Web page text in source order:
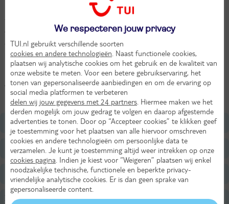
Hotel Alexain ligt hoog in de bergen, net buiten het Franse dorp
Trois Epis. Het biedt een prachtig panoramisch uitzicht over
verschillende bergen en steden, bijvoorbeeld Colmar. Deze
gezellige stad is je bezoek ook helemaal waard. Ook maak je
prachtige wandelingen in de omgeving van Hotel Alexain, waar je
nog meer adembenemende uitzichten ontdekt en helemaal 1 wordt
met de natuur. Nadat je genoten hebt geniet je van de gratis
wellness ruimte, met verschillende sauna's en een zwembad. Bij
Hotel Alexain kom je helemaal tot rust.
Ligging
Faciliteiten
Restaurants/Bars
Zwembaden
We respecteren jouw privacy
TUI.nl gebruikt verschillende soorten
cookies en andere technologieën . Naast functionele cookies,
plaatsen wij analytische cookies om het gebruik en de kwaliteit van
onze website te meten. Voor een betere gebruikservaring, het
tonen van gepersonaliseerde aanbiedingen en om de ervaring op
social media platformen te verbeteren
delen wij jouw gegevens met 24 partners . Hiermee maken we het
derden mogelijk om jouw gedrag te volgen en daarop afgestemde
advertenties te tonen. Door op “Accepteer cookies” te klikken geef
je toestemming voor het plaatsen van alle hiervoor omschreven
cookies en andere technologieën om persoonlijke data te
verzamelen. Je kunt je toestemming altijd weer intrekken op onze
cookies pagina . Indien je kiest voor “Weigeren” plaatsen wij enkel
noodzakelijke technische, functionele en beperkte privacy-
vriendelijke analytische cookies. Er is dan geen sprake van
gepersonaliseerde content.